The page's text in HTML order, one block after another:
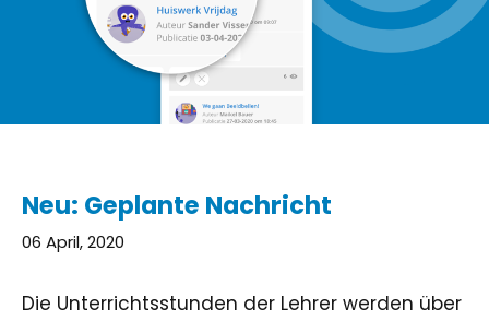
Neu: Geplante Nachricht
06 April, 2020
Die Unterrichtsstunden der Lehrer werden über